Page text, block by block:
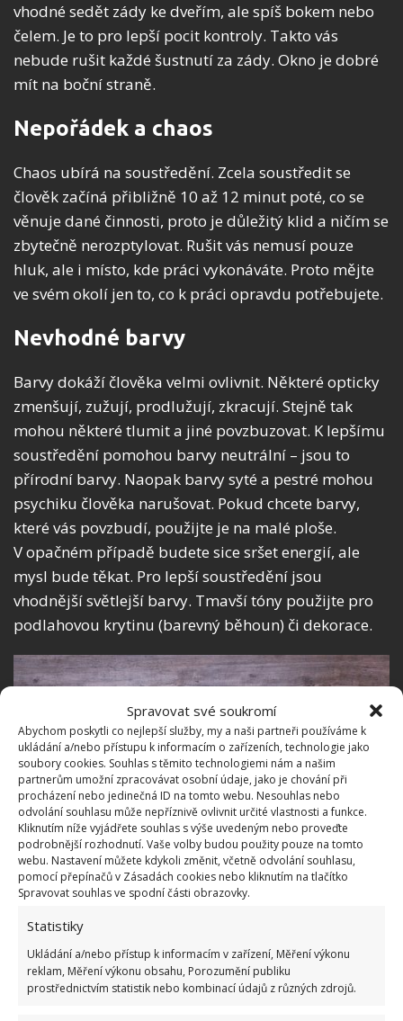
Spravovat své soukromí
Abychom poskytli co nejlepší služby, my a naši partneři používáme k
ukládání a/nebo přístupu k informacím o zařízeních, technologie jako
soubory cookies. Souhlas s těmito technologiemi nám a našim
partnerům umožní zpracovávat osobní údaje, jako je chování při
procházení nebo jedinečná ID na tomto webu. Nesouhlas nebo
odvolání souhlasu může nepříznivě ovlivnit určité vlastnosti a funkce.
Kliknutím níže vyjádřete souhlas s výše uvedeným nebo proveďte
podrobnější rozhodnutí. Vaše volby budou použity pouze na tomto
webu. Nastavení můžete kdykoli změnit, včetně odvolání souhlasu,
pomocí přepínačů v Zásadách cookies nebo kliknutím na tlačítko
Spravovat souhlas ve spodní části obrazovky.
Statistiky
Ukládání a/nebo přístup k informacím v zařízení, Měření výkonu
reklam, Měření výkonu obsahu, Porozumění publiku
prostřednictvím statistik nebo kombinací údajů z různých zdrojů.
vhodné sedět zády ke dveřím, ale spíš bokem nebo
čelem. Je to pro lepší pocit kontroly. Takto vás
nebude rušit každé šustnutí za zády. Okno je dobré
mít na boční straně.
Nepořádek a chaos
Chaos ubírá na soustředění. Zcela soustředit se
člověk začíná přibližně 10 až 12 minut poté, co se
věnuje dané činnosti, proto je důležitý klid a ničím se
zbytečně nerozptylovat. Rušit vás nemusí pouze
hluk, ale i místo, kde práci vykonáváte. Proto mějte
ve svém okolí jen to, co k práci opravdu potřebujete.
Nevhodné barvy
Barvy dokáží člověka velmi ovlivnit. Některé opticky
zmenšují, zužují, prodlužují, zkracují. Stejně tak
mohou některé tlumit a jiné povzbuzovat. K lepšímu
soustředění pomohou barvy neutrální – jsou to
přírodní barvy. Naopak barvy syté a pestré mohou
psychiku člověka narušovat. Pokud chcete barvy,
které vás povzbudí, použijte je na malé ploše.
V opačném případě budete sice sršet energií, ale
mysl bude těkat. Pro lepší soustředění jsou
vhodnější světlejší barvy. Tmavší tóny použijte pro
podlahovou krytinu (barevný běhoun) či dekorace.
Dalším rušivým prvkem je nevhodné či nedostačující
osvětlení. Pokud do vaší domácí kanceláře proudí